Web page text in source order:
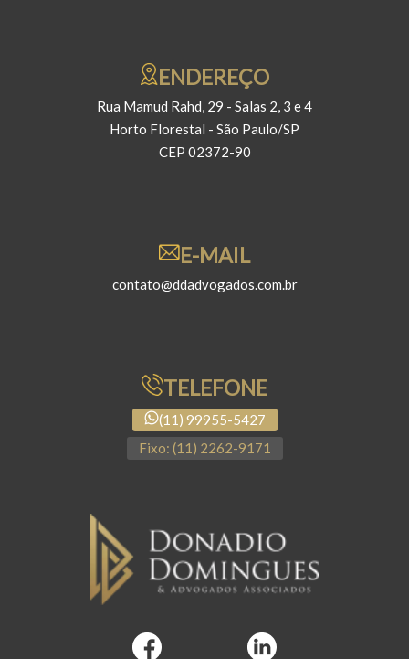
ENDEREÇO
Rua Mamud Rahd, 29 - Salas 2, 3 e 4
Horto Florestal - São Paulo/SP
CEP 02372-90
E-MAIL
contato@ddadvogados.com.br
TELEFONE
(11) 99955-5427
Fixo: (11) 2262-9171